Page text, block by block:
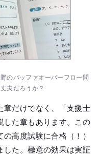
のバッファオーバーフロー問
夫だろうか？
章だけでなく、「支援士
した章もあります。この
高度試験に合格（！）
した。極意の効果は実証